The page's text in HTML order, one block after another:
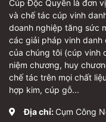
Cúp Độc Quyền là đơn
và chế tác cúp vinh
doanh nghiệp tăng sức
các giải pháp vinh danh
của chúng tôi (cúp vinh
niệm chương, huy
chế tác trên mọi chất
hợp kim, cúp gỗ...
Địa chỉ: Cụm Công